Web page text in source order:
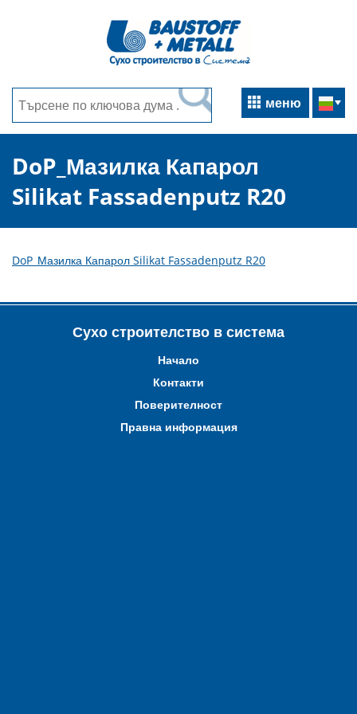
меню
DoP_Мазилка Капарол
Silikat Fassadenputz R20
DoP_Мазилка Капарол Silikat Fassadenputz R20
Сухо строителство в система
Начало
Контакти
Поверителност
Правна информация